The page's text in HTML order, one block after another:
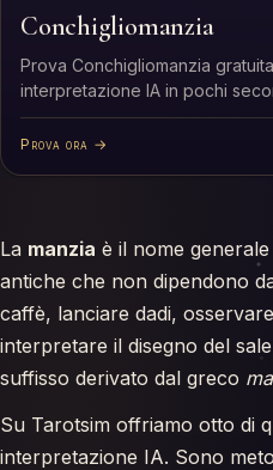
Conchigliomanzia
Prova Conchigliomanzia
interpretazione IA in pochi
Prova ora →
La manzia è il nome
antiche che non dipendono
caffè, lanciare dadi,
interpretare il disegno del
suffisso derivato dal greco
Su Tarotsim offriamo otto di
interpretazione IA. Sono